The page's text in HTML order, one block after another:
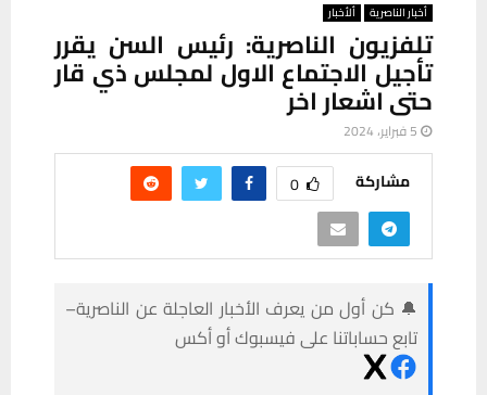
أخبار الناصرية ألأخبار
تلفزيون الناصرية: رئيس السن يقرر
تأجيل الاجتماع الاول لمجلس ذي قار
حتى اشعار اخر
5 فبراير، 2024
مشاركة 0
🔔 كن أول من يعرف الأخبار العاجلة عن الناصرية–
تابع حساباتنا على فيسبوك أو أكس